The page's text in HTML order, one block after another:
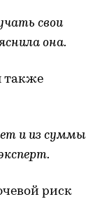
свои
она.
также
и из суммы
риск